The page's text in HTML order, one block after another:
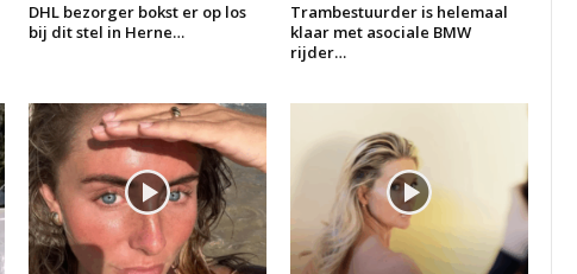
DHL bezorger bokst er op los
bij dit stel in Herne…
Trambestuurder is helemaal
klaar met asociale BMW
rijder…